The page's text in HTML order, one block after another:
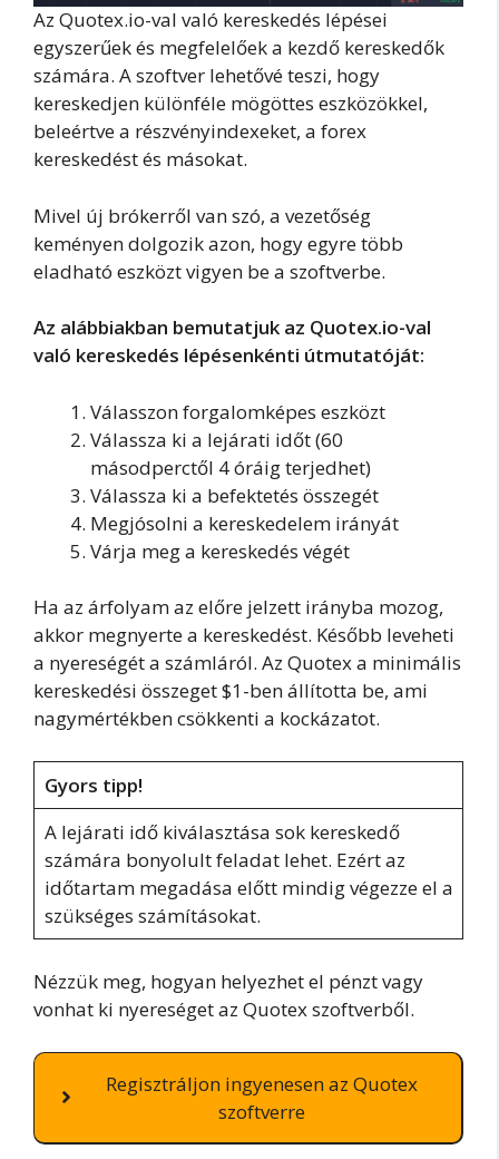
Az Quotex.io-val való kereskedés lépései
egyszerűek és megfelelőek a kezdő kereskedők
számára. A szoftver lehetővé teszi, hogy
kereskedjen különféle mögöttes eszközökkel,
beleértve a részvényindexeket, a forex
kereskedést és másokat.
Mivel új brókerről van szó, a vezetőség
keményen dolgozik azon, hogy egyre több
eladható eszközt vigyen be a szoftverbe.
Az alábbiakban bemutatjuk az Quotex.io-val
való kereskedés lépésenkénti útmutatóját:
Válasszon forgalomképes eszközt
Válassza ki a lejárati időt (60
másodperctől 4 óráig terjedhet)
Válassza ki a befektetés összegét
Megjósolni a kereskedelem irányát
Várja meg a kereskedés végét
Ha az árfolyam az előre jelzett irányba mozog,
akkor megnyerte a kereskedést. Később leveheti
a nyereségét a számláról. Az Quotex a minimális
kereskedési összeget $1-ben állította be, ami
nagymértékben csökkenti a kockázatot.
Gyors tipp!
A lejárati idő kiválasztása sok kereskedő
számára bonyolult feladat lehet. Ezért az
időtartam megadása előtt mindig végezze el a
szükséges számításokat.
Nézzük meg, hogyan helyezhet el pénzt vagy
vonhat ki nyereséget az Quotex szoftverből.
Regisztráljon ingyenesen az Quotex
szoftverre